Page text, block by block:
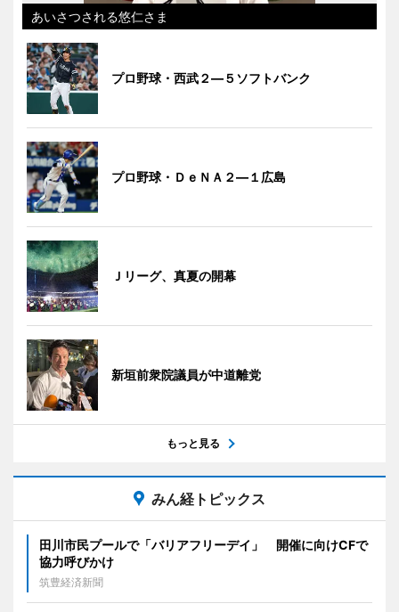
あいさつされる悠仁さま
プロ野球・西武２―５ソフトバンク
プロ野球・ＤｅＮＡ２―１広島
Ｊリーグ、真夏の開幕
新垣前衆院議員が中道離党
もっと見る
みん経トピックス
田川市民プールで「バリアフリーデイ」 開催に向けCFで
協力呼びかけ
筑豊経済新聞